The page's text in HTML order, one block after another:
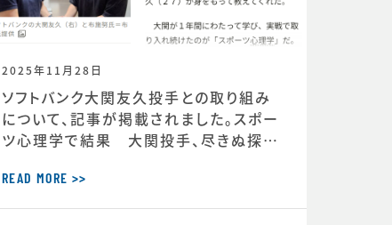
2025年11月28日
ソフトバンク大関友久投手との取り組み
について、記事が掲載されました。スポー
ツ心理学で結果 大関投手、尽きぬ探求
w.asahi.com/articles/DA3S16351
620.html
READ MORE >>